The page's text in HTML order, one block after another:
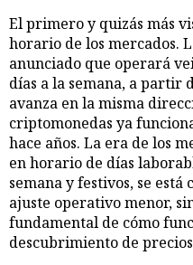
El primero y quizás más
horario de los mercados.
anunciado que operará
días a la semana, a partir
avanza en la misma
criptomonedas ya
hace años. La era de los
en horario de días
semana y festivos, se
ajuste operativo menor,
fundamental de cómo
descubrimiento de